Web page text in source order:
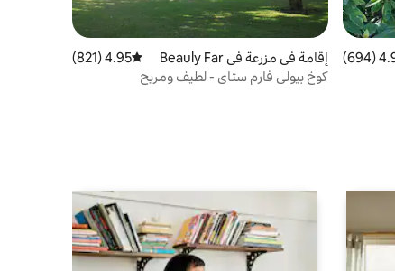
4.93 من 5، 694 مراجعات
4.93
إقامة في مزرعة في Beauly Far
m Woodbury
متوسط التقييم 4.95 من 5، 821 مراجعات
4.95 (821)
كوخ بيولي فارم ستاي - لطيف ومريح